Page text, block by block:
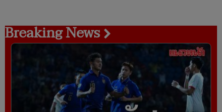
Breaking News